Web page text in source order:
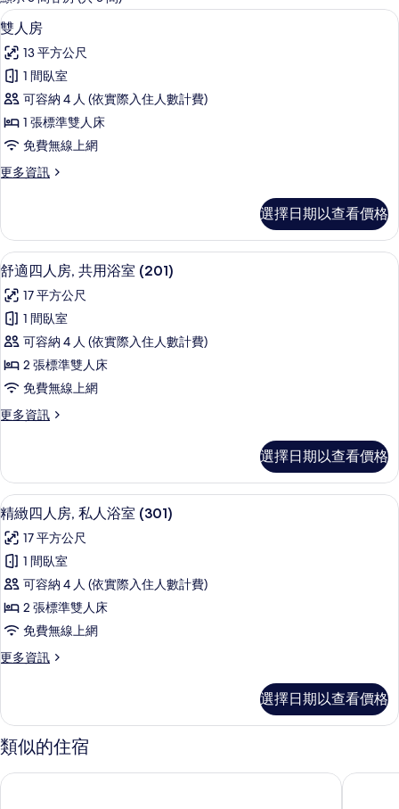
客
房
篩
選
條
顯
示
雙
人
房
的
有
片
雙人房 | 遮光布/窗簾、隔音、折疊床/
11
雙人房
13 平方公尺
1 間臥室
可容納 4 人 (依實際入住人數計費)
1 張標準雙人床
免費無線上網
更多資訊
更
房
的
詳
選擇日期以查看價格
顯
示
舒
適
四
人
共
浴
室
(201)
的
所
有
相
片
舒適四人房, 共用浴室 (201) | 遮光布/
15
舒適四人房, 共用浴室 (201)
17 平方公尺
1 間臥室
可容納 4 人 (依實際入住人數計費)
2 張標準雙人床
免費無線上網
更多資訊
更
四
人
房,
用
浴
室
(201)
的
詳
情
選擇日期以查看價格
顯
示
精
緻
四
人
私
浴
室
(301)
的
精緻四人房, 私人浴室 (301) | 遮光布/
18
精緻四人房, 私人浴室 (301)
17 平方公尺
1 間臥室
可容納 4 人 (依實際入住人數計費)
2 張標準雙人床
免費無線上網
更多資訊
更
四
人
房,
人
選擇日期以查看價格
類似的住宿
華宿彰濱快捷商旅 彰化員